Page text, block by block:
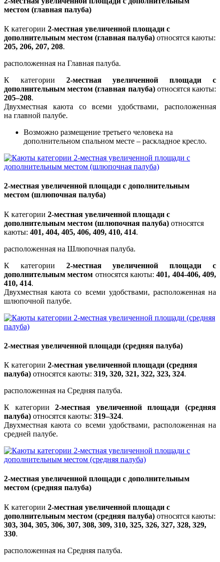
местом (главная палуба)
К категории 2-местная увеличенной площади с
дополнительным местом (главная палуба) относятся каюты:
205, 206, 207, 208.
расположенная на Главная палуба.
К категории 2-местная увеличенной площади с
дополнительным местом (главная палуба)относятся каюты:
205–208.
Двухместная каюта со всеми удобствами, расположенная
на главной палубе.
Возможно размещение третьего человека на
дополнительном спальном месте – раскладное кресло.
2-местная увеличенной площади с дополнительным
местом (шлюпочная палуба)
К категории 2-местная увеличенной площади с
дополнительным местом (шлюпочная палуба) относятся
каюты: 401, 404, 405, 406, 409, 410, 414.
расположенная на Шлюпочная палуба.
К категории 2-местная увеличенной площади с
дополнительным местом относятся каюты:401, 404-406, 409,
410, 414.
Двухместная каюта со всеми удобствами, расположенная на
шлюпочной палубе.
2-местная увеличенной площади (средняя палуба)
К категории 2-местная увеличенной площади (средняя
палуба) относятся каюты: 319, 320, 321, 322, 323, 324.
расположенная на Средняя палуба.
К категории2-местная увеличенной площади (средняя
палуба) относятся каюты: 319–324.
Двухместная каюта со всеми удобствами, расположенная на
средней палубе.
2-местная увеличенной площади с дополнительным
местом (средняя палуба)
К категории 2-местная увеличенной площади с
дополнительным местом (средняя палуба) относятся каюты:
303, 304, 305, 306, 307, 308, 309, 310, 325, 326, 327, 328, 329,
330.
расположенная на Средняя палуба.